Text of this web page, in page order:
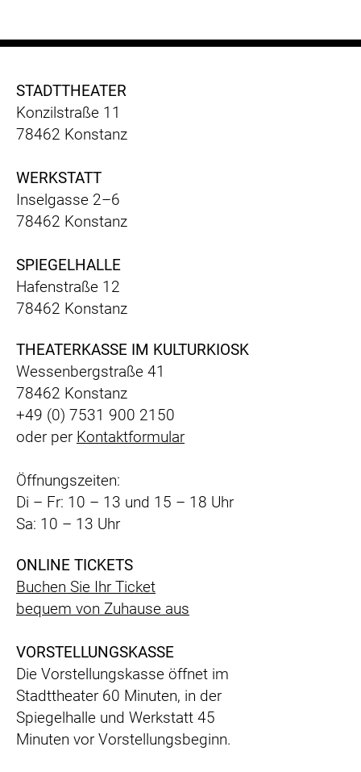
STADTTHEATER
Konzilstraße 11
78462 Konstanz
WERKSTATT
Inselgasse 2–6
78462 Konstanz
SPIEGELHALLE
Hafenstraße 12
78462 Konstanz
THEATERKASSE IM KULTURKIOSK
Wessenbergstraße 41
78462 Konstanz
+49 (0) 7531 900 2150
oder per Kontaktformular
Öffnungszeiten:
Di – Fr: 10 – 13 und 15 – 18 Uhr
Sa: 10 – 13 Uhr
ONLINE TICKETS
Buchen Sie Ihr Ticket
bequem von Zuhause aus
VORSTELLUNGSKASSE
Die Vorstellungskasse öffnet im
Stadttheater 60 Minuten, in der
Spiegelhalle und Werkstatt 45
Minuten vor Vorstellungsbeginn.